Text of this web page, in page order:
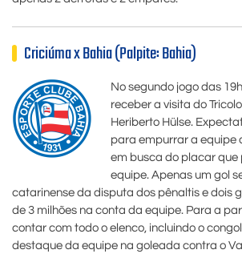
Criciúma x Bahia (Palpite: Bahia)
No segundo jogo das
receber a visita do
Heriberto Hülse.
para empurrar a equipe
em busca do placar que
equipe. Apenas um gol
catarinense da disputa dos pênaltis e dois
de 3 milhões na conta da equipe. Para a
contar com todo o elenco, incluindo o
destaque da equipe na goleada contra o